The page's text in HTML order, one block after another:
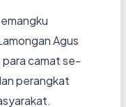
Agus
para camat se-
perangkat